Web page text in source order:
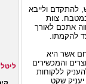
להתקדם ולייבא
צוות
אתכם לאורך
להקמתו.
אשר היא
והמכשירים
ללקוחות
שקט